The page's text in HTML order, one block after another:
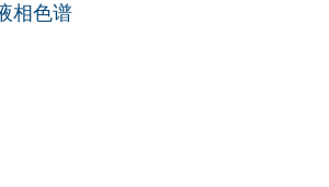
相色谱